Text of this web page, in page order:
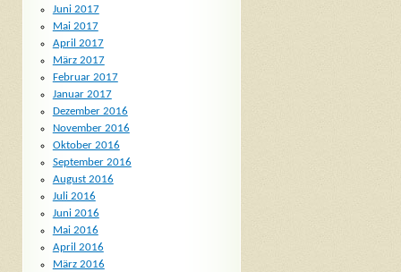
Juni 2017
Mai 2017
April 2017
März 2017
Februar 2017
Januar 2017
Dezember 2016
November 2016
Oktober 2016
September 2016
August 2016
Juli 2016
Juni 2016
Mai 2016
April 2016
März 2016